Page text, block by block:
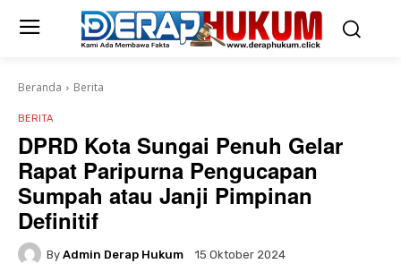
Beranda Berita
BERITA
DPRD Kota Sungai Penuh Gelar
Rapat Paripurna Pengucapan
Sumpah atau Janji Pimpinan
Definitif
By Admin Derap Hukum 15 Oktober 2024